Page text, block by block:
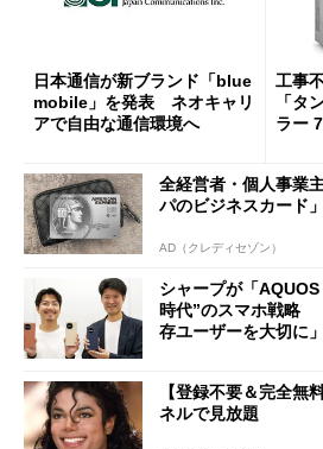
日本通信が新ブランド「blue
mobile」を発表 ネオキャリ
アで自由な通信環境へ
工事
「タ
ラー
全経営者・個人事業
パのビジネスカード」
AD（クレディセゾン）
シャープが「
時代”のスマホ戦略
存ユーザーを大切に」
【登録不要＆完全無
ネルで見放題